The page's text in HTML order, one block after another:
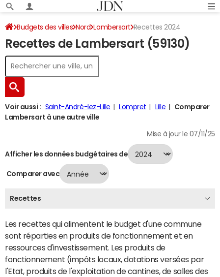
Budgets des villes Nord Lambersart Recettes 2024
Recettes de Lambersart (59130)
Voir aussi : Saint-André-lez-Lille Lompret Lille
Comparer
Lambersart à une autre ville
Mise à jour le 07/11/25
Afficher les données budgétaires de
Comparer avec
Recettes
Les recettes qui alimentent le budget d'une commune
sont réparties en produits de fonctionnement et en
ressources d'investissement. Les produits de
fonctionnement (impôts locaux, dotations versées par
l'Etat, produits de l'exploitation de cantines, de salles des